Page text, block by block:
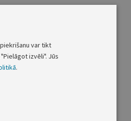
var tikt
izvēli". Jūs
.